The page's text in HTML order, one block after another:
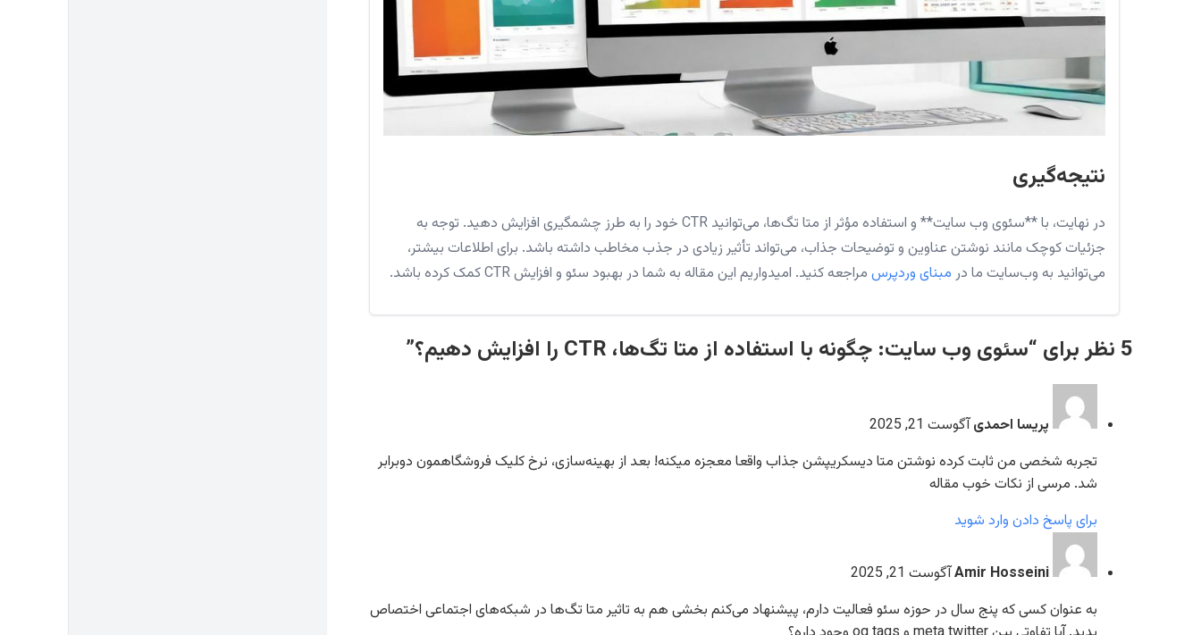
نتیجه‌گیری
در نهایت، با **سئوی وب سایت** و استفاده مؤثر از متا تگ‌ها، می‌توانید CTR خود را به طرز چشمگیری افزایش دهید. توجه به
جزئیات کوچک مانند نوشتن عناوین و توضیحات جذاب، می‌تواند تأثیر زیادی در جذب مخاطب داشته باشد. برای اطلاعات بیشتر،
می‌توانید به وب‌سایت ما در مبنای وردپرس مراجعه کنید. امیدواریم این مقاله به شما در بهبود سئو و افزایش CTR کمک کرده باشد.
5 نظر برای “سئوی وب سایت: چگونه با استفاده از متا تگ‌ها، CTR را افزایش دهیم؟”
پریسا احمدی آگوست 21, 2025
تجربه شخصی من ثابت کرده نوشتن متا دیسکریپشن جذاب واقعا معجزه میکنه! بعد از بهینه‌سازی، نرخ کلیک فروشگاهمون دوبرابر
شد. مرسی از نکات خوب مقاله
برای پاسخ دادن وارد شوید
Amir Hosseiniآگوست 21, 2025
به عنوان کسی که پنج سال در حوزه سئو فعالیت دارم، پیشنهاد می‌کنم بخشی هم به تاثیر متا تگ‌ها در شبکه‌های اجتماعی اختصاص